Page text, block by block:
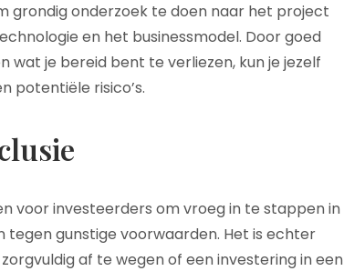
grondig onderzoek te doen naar het project
en het businessmodel. Door goed
je bereid bent te verliezen, kun je jezelf
potentiële risico’s.
voor investeerders om vroeg in te stappen in
gunstige voorwaarden. Het is echter
af te wegen of een investering in een